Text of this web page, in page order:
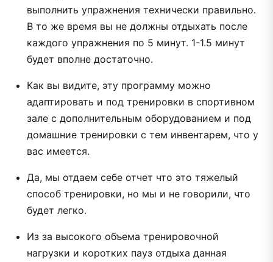
выполнить упражнения технически правильно.
В то же время вы не должны отдыхать после
каждого упражнения по 5 минут. 1-1.5 минут
будет вполне достаточно.
Как вы видите, эту программу можно
адаптировать и под тренировки в спортивном
зале с дополнительным оборудованием и под
домашние тренировки с тем инвентарем, что у
вас имеется.
Да, мы отдаем себе отчет что это тяжелый
способ тренировки, но мы и не говорили, что
будет легко.
Из за высокого объема тренировочной
нагрузки и коротких пауз отдыха данная